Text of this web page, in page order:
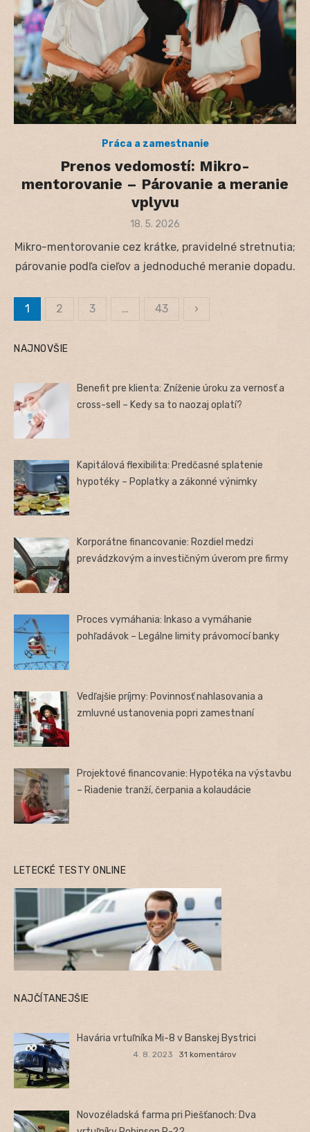
Práca a zamestnanie
Prenos vedomostí: Mikro-
mentorovanie – Párovanie a meranie
vplyvu
Posted
18. 5. 2026
Mikro-mentorovanie cez krátke, pravidelné stretnutia;
párovanie podľa cieľov a jednoduché meranie dopadu.
Stránkovanie
príspevkov
1 2 3 … 43 ›
NAJNOVŠIE
Benefit pre klienta: Zníženie úroku za vernosť a
cross-sell – Kedy sa to naozaj oplatí?
Kapitálová flexibilita: Predčasné splatenie
hypotéky – Poplatky a zákonné výnimky
Korporátne financovanie: Rozdiel medzi
prevádzkovým a investičným úverom pre firmy
Proces vymáhania: Inkaso a vymáhanie
pohľadávok – Legálne limity právomocí banky
Vedľajšie príjmy: Povinnosť nahlasovania a
zmluvné ustanovenia popri zamestnaní
Projektové financovanie: Hypotéka na výstavbu
– Riadenie tranží, čerpania a kolaudácie
LETECKÉ TESTY ONLINE
NAJČÍTANEJŠIE
Havária vrtuľníka Mi-8 v Banskej Bystrici
4. 8. 2023 31 komentárov
Novozéladská farma pri Piešťanoch: Dva